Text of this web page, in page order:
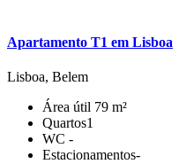
Apartamento T1 em Lisboa
Lisboa, Belem
Área útil 79 m²
Quartos1
WC -
Estacionamentos-